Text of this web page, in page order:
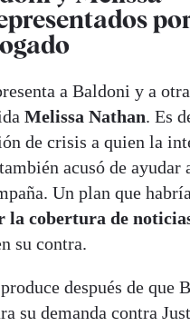
a Baldoni y a
Melissa Nathan. Es
de crisis a quien la
también acusó de ayudar
Un plan que
la cobertura de
su contra.
después de que
su demanda contra